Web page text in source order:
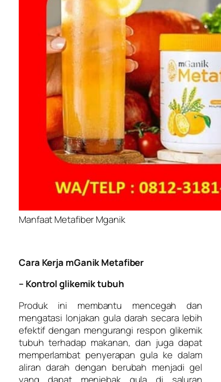
Manfaat Metafiber Mganik
Cara Kerja mGanik Metafiber
– Kontrol glikemik tubuh
Produk ini membantu mencegah dan
mengatasi lonjakan gula darah secara lebih
efektif dengan mengurangi respon glikemik
tubuh terhadap makanan, dan juga dapat
memperlambat penyerapan gula ke dalam
aliran darah dengan berubah menjadi gel
yang dapat menjebak gula di saluran